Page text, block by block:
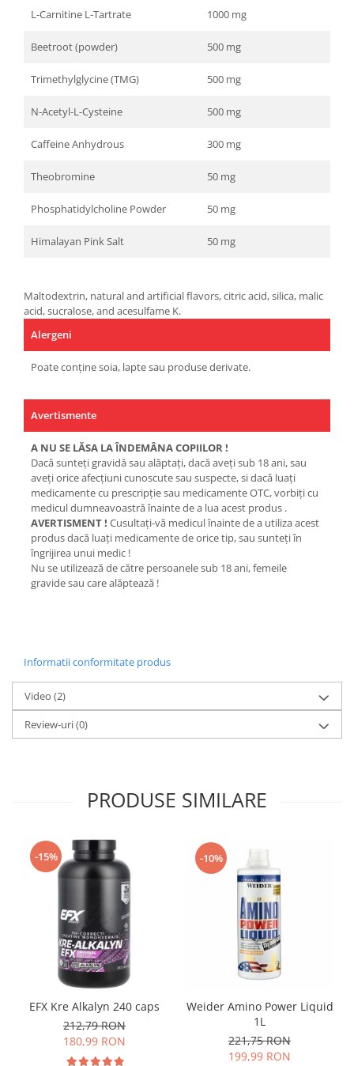
L-Carnitine L-Tartrate 1000 mg
Beetroot (powder) 500 mg
Trimethylglycine (TMG) 500 mg
N-Acetyl-L-Cysteine 500 mg
Caffeine Anhydrous 300 mg
Theobromine 50 mg
Phosphatidylcholine Powder 50 mg
Himalayan Pink Salt 50 mg
Maltodextrin, natural and artificial flavors, citric acid, silica, malic
acid, sucralose, and acesulfame K.
Alergeni
Poate conține soia, lapte sau produse derivate.
Avertismente
A NU SE LĂSA LA ÎNDEMÂNA COPIILOR !
Dacă sunteţi gravidă sau alăptaţi, dacă aveţi sub 18 ani, sau
aveţi orice afecţiuni cunoscute sau suspecte, si dacă luaţi
medicamente cu prescripţie sau medicamente OTC, vorbiţi cu
medicul dumneavoastră înainte de a lua acest produs .
AVERTISMENT ! Cusultaţi-vă medicul înainte de a utiliza acest
produs dacă luaţi medicamente de orice tip, sau sunteţi în
îngrijirea unui medic !
Nu se utilizează de către persoanele sub 18 ani, femeile
gravide sau care alăptează !
Informatii conformitate produs
Video (2)
Review-uri(0)
PRODUSE SIMILARE
-15%
EFX Kre Alkalyn 240 caps
212,79 RON
180,99 RON
-10%
Weider Amino Power Liquid
1L
221,75 RON
199,99 RON